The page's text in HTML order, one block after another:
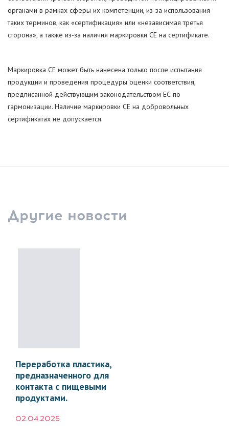
органами в рамках сферы их компетенции, из-за использования
таких терминов, как «сертификация» или «независимая третья
сторона», а также из-за наличия маркировки CE на сертификате.
Маркировка CE может быть нанесена только после испытания
продукции и проведения процедуры оценки соответствия,
предписанной действующим законодательством ЕС по
гармонизации. Наличие маркировки CE на добровольных
сертификатах не допускается.
Другие новости
Переработка пластика,
предназначенного для
контакта с пищевыми
продуктами.
02.04.2025